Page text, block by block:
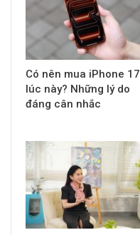
Có nên mua iPhone 17
lúc này? Những lý do
đáng cân nhắc